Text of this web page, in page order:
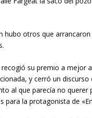
hubo otros que arrancaron
recogió su premio a mejor
y cerró un discurso
al que parecía no querer
para la protagonista de